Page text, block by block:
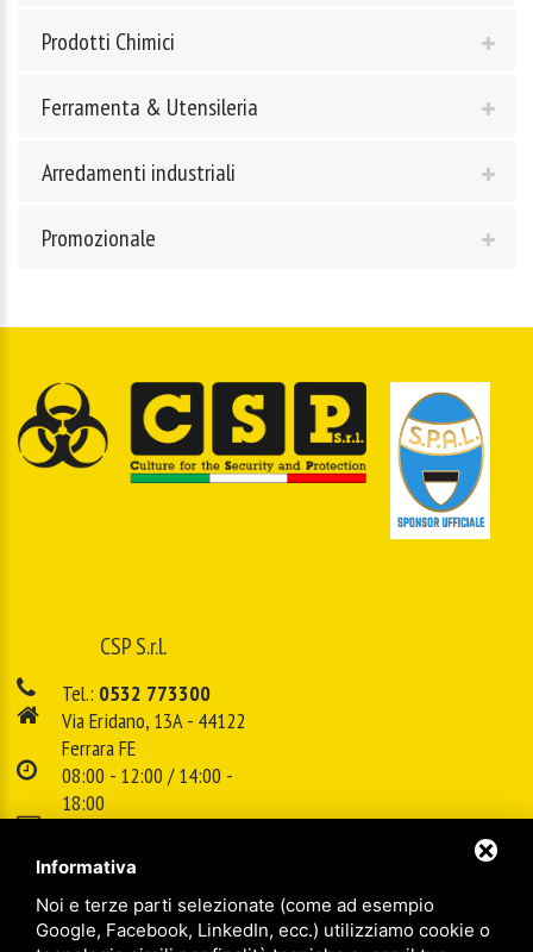
Prodotti Chimici
Ferramenta & Utensileria
Arredamenti industriali
Promozionale
CSP S.r.l.
Tel.: 0532 773300
Via Eridano, 13A - 44122
Ferrara FE
08:00 - 12:00 / 14:00 -
18:00
info@cspsrl.biz
Sitemap / Privacy policy/Legal
Informativa
Noi e terze parti selezionate (come ad esempio
Google, Facebook, LinkedIn, ecc.) utilizziamo cookie o